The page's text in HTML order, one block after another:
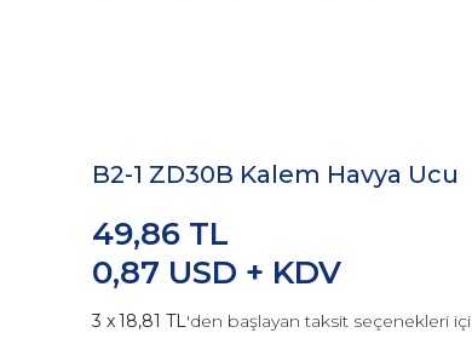
B2-1 ZD30B Kalem Havya Ucu
0,87 USD + KDV
49,86 TL
18,81 TL'den başlayan taksit seçenekleri